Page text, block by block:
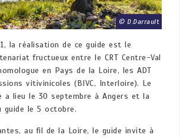
D.Darrault
la réalisation de ce guide est le
fructueux entre le CRT Centre-Val
en Pays de la Loire, les ADT
vitivinicoles (BIVC, Interloire). Le
a lieu le 30 septembre à Angers et la
guide le 5 octobre.
au fil de la Loire, le guide invite à